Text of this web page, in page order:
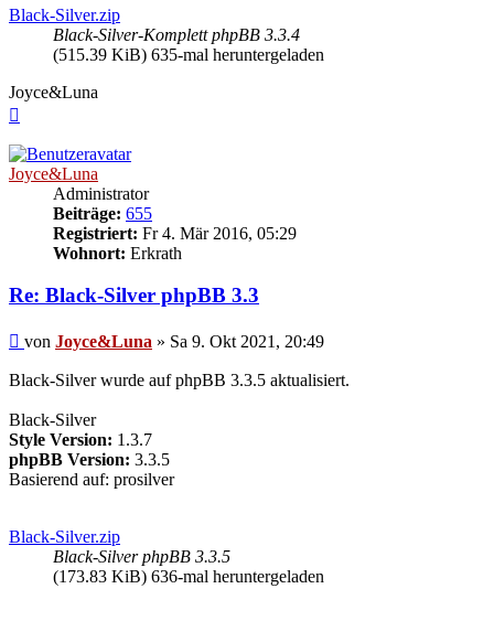
Black-Silver.zip
Black-Silver-Komplett phpBB 3.3.4
(515.39 KiB) 635-mal heruntergeladen
Joyce&Luna
Joyce&Luna
Administrator
Beiträge: 655
Registriert: Fr 4. Mär 2016, 05:29
Wohnort: Erkrath
Re: Black-Silver phpBB 3.3
Beitrag
von Joyce&Luna » Sa 9. Okt 2021, 20:49
Black-Silver wurde auf phpBB 3.3.5 aktualisiert.
Black-Silver
Style Version: 1.3.7
phpBB Version: 3.3.5
Basierend auf: prosilver
Black-Silver.zip
Black-Silver phpBB 3.3.5
(173.83 KiB) 636-mal heruntergeladen